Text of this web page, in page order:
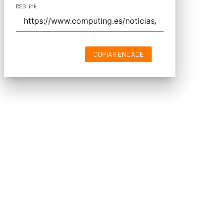
RSS link
COPIAR ENLACE